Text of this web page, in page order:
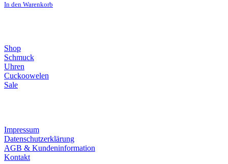
In den Warenkorb
Shop
Schmuck
Uhren
Cuckoowelen
Sale
Impressum
Datenschutzerklärung
AGB & Kundeninformation
Kontakt